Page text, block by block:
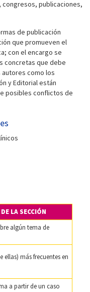
publicaciones,
de publicación
que promueven el
con el encargo se
concretas que debe
como los
y Editorial están
posibles conflictos de
LA SECCIÓN
algún tema de
más frecuentes en
a partir de un caso